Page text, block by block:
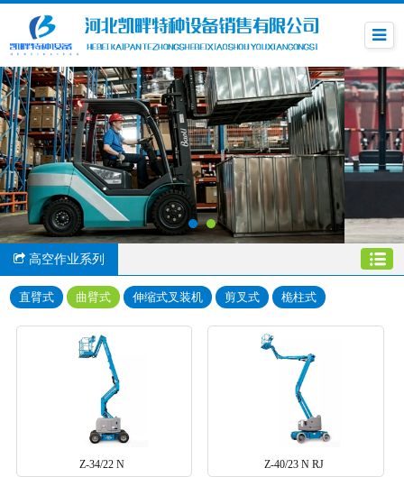
高空作业系列
直臂式 曲臂式 伸缩式叉装机 剪叉式 桅柱式
Z-34/22 N Z-40/23 N RJ